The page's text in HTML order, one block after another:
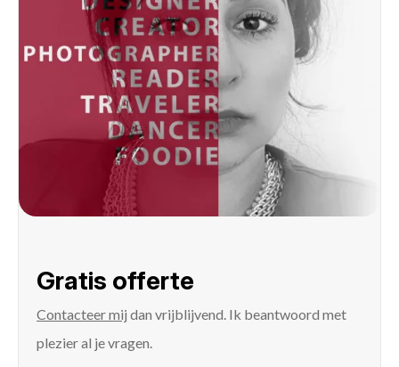
Gratis offerte
Contacteer mij dan vrijblijvend. Ik beantwoord met
plezier al je vragen.